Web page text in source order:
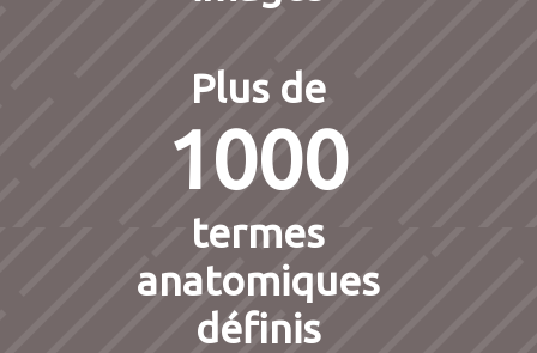
Plus de
1000
termes
anatomiques
définis